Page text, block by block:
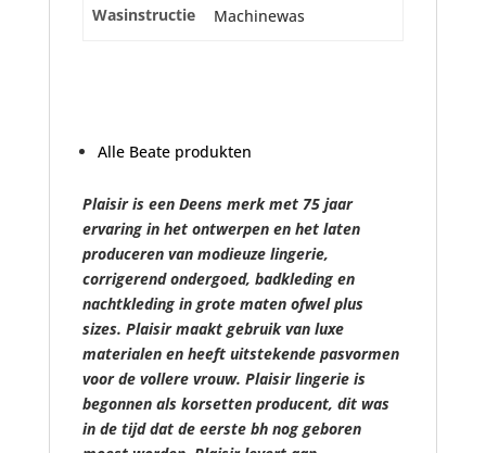
Wasinstructie Machinewas
Alle Beate produkten
Plaisir is een Deens merk met 75 jaar
ervaring in het ontwerpen en het laten
produceren van modieuze lingerie,
corrigerend ondergoed, badkleding en
nachtkleding in grote maten ofwel plus
sizes. Plaisir maakt gebruik van luxe
materialen en heeft uitstekende pasvormen
voor de vollere vrouw. Plaisir lingerie is
begonnen als korsetten producent, dit was
in de tijd dat de eerste bh nog geboren